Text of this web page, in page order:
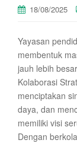
18/08/2025
Yayasan
membentuk
jauh lebih
Kolaborasi
menciptakan
daya, dan
memiliki visi
Dengan